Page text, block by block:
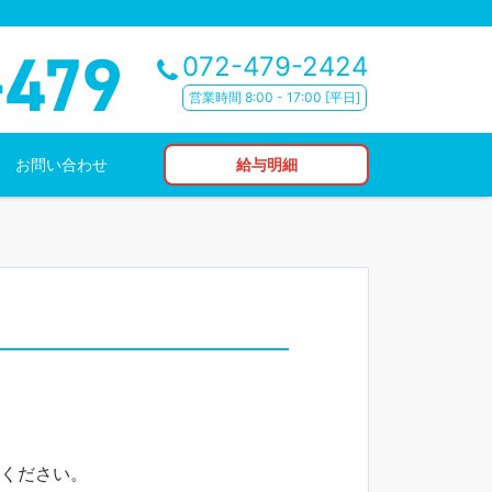
072-479-2424
営業時間 8:00 - 17:00 [平日]
お問い合わせ 給与明細
ださい。